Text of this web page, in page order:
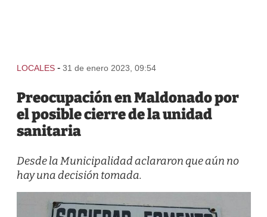
LOCALES - 31 de enero 2023, 09:54
Preocupación en Maldonado por
el posible cierre de la unidad
sanitaria
Desde la Municipalidad aclararon que aún no
hay una decisión tomada.